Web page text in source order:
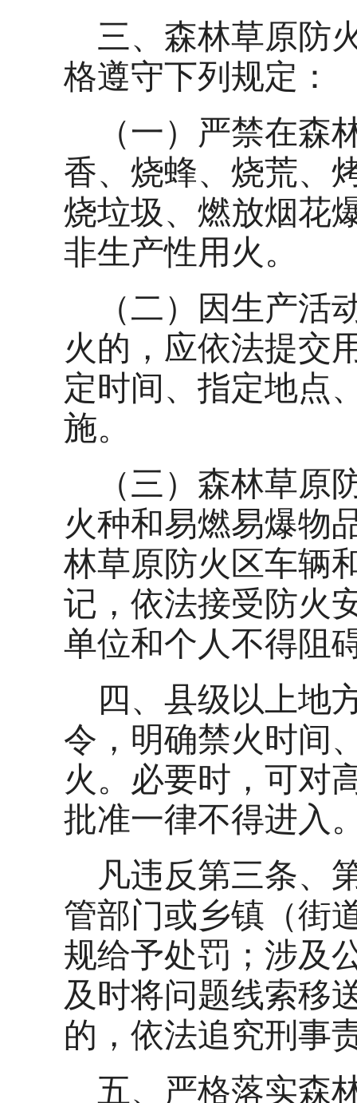
三、森林草原防
格遵守下列规定：
（一）严禁在森
香、烧蜂、烧荒、
烧垃圾、燃放烟花
非生产性用火。
（二）因生产活
火的，应依法提交
定时间、指定地点
施。
（三）森林草原
火种和易燃易爆物
林草原防火区车辆
记，依法接受防火
单位和个人不得阻
四、县级以上地
令，明确禁火时间
火。必要时，可对
批准一律不得进入
凡违反第三条、
管部门或乡镇（街
规给予处罚；涉及
及时将问题线索移
的，依法追究刑事
五、严格落实森